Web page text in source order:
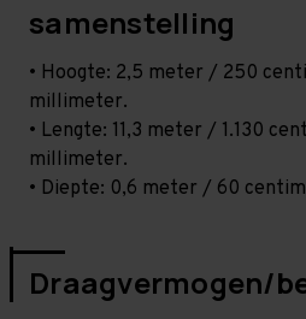
samenstelling
• Hoogte: 2,5 meter / 250
millimeter.
• Lengte: 11,3 meter / 1.130
millimeter.
• Diepte: 0,6 meter / 60
Draagvermogen/